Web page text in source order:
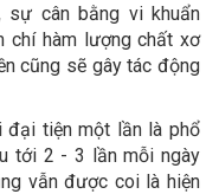
sự cân bằng vi khuẩn
chí hàm lượng chất xơ
cũng sẽ gây tác động
đại tiện một lần là phổ
tới 2 - 3 lần mỗi ngày
vẫn được coi là hiện